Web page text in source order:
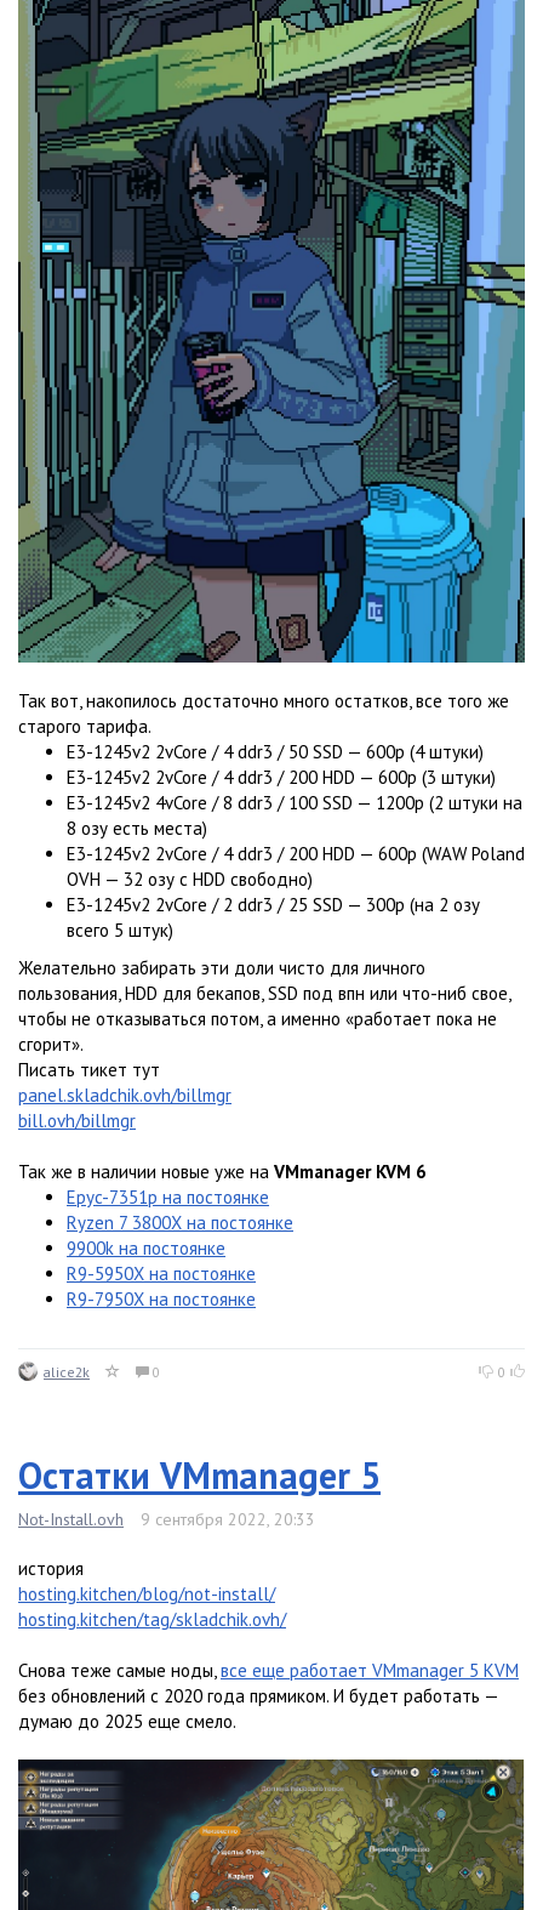
Так вот, накопилось достаточно много остатков, все того же
старого тарифа.
E3-1245v2 2vCore / 4 ddr3 / 50 SSD — 600р (4 штуки)
E3-1245v2 2vCore / 4 ddr3 / 200 HDD — 600р (3 штуки)
E3-1245v2 4vCore / 8 ddr3 / 100 SSD — 1200р (2 штуки на
8 озу есть места)
E3-1245v2 2vCore / 4 ddr3 / 200 HDD — 600р (WAW Poland
OVH — 32 озу с HDD свободно)
E3-1245v2 2vCore / 2 ddr3 / 25 SSD — 300р (на 2 озу
всего 5 штук)
Желательно забирать эти доли чисто для личного
пользования, HDD для бекапов, SSD под впн или что-ниб свое,
чтобы не отказываться потом, а именно «работает пока не
сгорит».
Писать тикет тут
panel.skladchik.ovh/billmgr
bill.ovh/billmgr
Так же в наличии новые уже на VMmanager KVM 6
Epyc-7351p на постоянке
Ryzen 7 3800X на постоянке
9900k на постоянке
R9-5950X на постоянке
R9-7950X на постоянке
alice2k 0 0
Остатки VMmanager 5
Not-Install.ovh 9 сентября 2022, 20:33
история
hosting.kitchen/blog/not-install/
hosting.kitchen/tag/skladchik.ovh/
Снова теже самые ноды,все еще работает VMmanager 5 KVM
без обновлений с 2020 года прямиком. И будет работать —
думаю до 2025 еще смело.